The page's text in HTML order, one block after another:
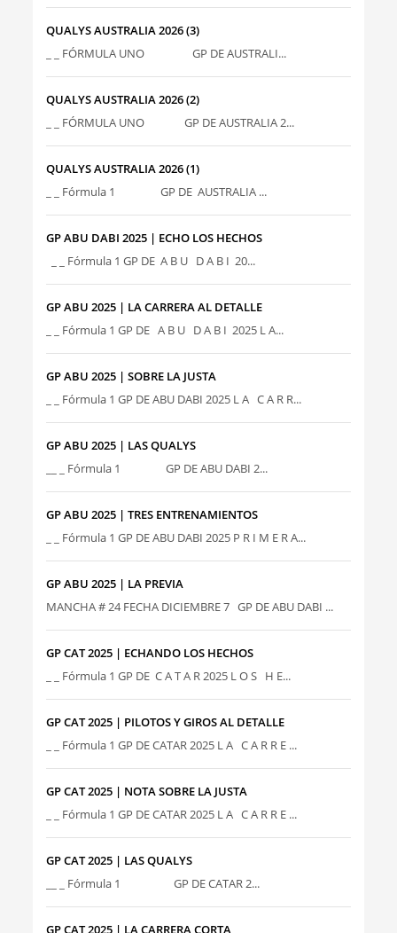
QUALYS AUSTRALIA 2026 (3)
_ _ FÓRMULA UNO GP DE AUSTRALI...
QUALYS AUSTRALIA 2026 (2)
_ _ FÓRMULA UNO GP DE AUSTRALIA 2...
QUALYS AUSTRALIA 2026 (1)
_ _ Fórmula 1 GP DE AUSTRALIA ...
GP ABU DABI 2025 | ECHO LOS HECHOS
_ _ Fórmula 1 GP DE A B U D A B I 20...
GP ABU 2025 | LA CARRERA AL DETALLE
_ _ Fórmula 1 GP DE A B U D A B I 2025 L A...
GP ABU 2025 | SOBRE LA JUSTA
_ _ Fórmula 1 GP DE ABU DABI 2025 L A C A R R...
GP ABU 2025 | LAS QUALYS
__ _ Fórmula 1 GP DE ABU DABI 2...
GP ABU 2025 | TRES ENTRENAMIENTOS
_ _ Fórmula 1 GP DE ABU DABI 2025 P R I M E R A...
GP ABU 2025 | LA PREVIA
MANCHA # 24 FECHA DICIEMBRE 7 GP DE ABU DABI ...
GP CAT 2025 | ECHANDO LOS HECHOS
_ _ Fórmula 1 GP DE C A T A R 2025 L O S H E...
GP CAT 2025 | PILOTOS Y GIROS AL DETALLE
_ _ Fórmula 1 GP DE CATAR 2025 L A C A R R E ...
GP CAT 2025 | NOTA SOBRE LA JUSTA
_ _ Fórmula 1 GP DE CATAR 2025 L A C A R R E ...
GP CAT 2025 | LAS QUALYS
__ _ Fórmula 1 GP DE CATAR 2...
GP CAT 2025 | LA CARRERA CORTA